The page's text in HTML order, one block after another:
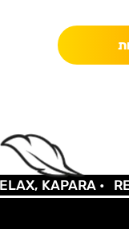
KAPARA •